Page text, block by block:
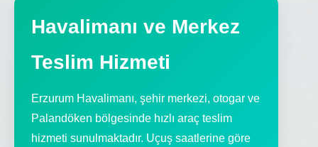
Havalimanı ve Merkez
Teslim Hizmeti
Erzurum Havalimanı, şehir merkezi, otogar ve
Palandöken bölgesinde hızlı araç teslim
hizmeti sunulmaktadır. Uçuş saatlerine göre